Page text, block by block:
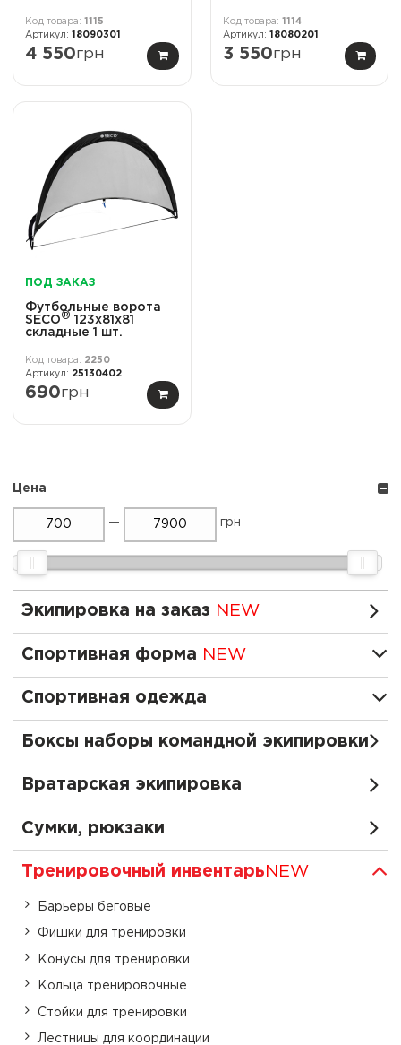
1115
18090301
4 550грн
1114
18080201
3 550грн
ПОД ЗАКАЗ
Футбольные ворота
SECO® 123х81х81
cкладные 1 шт.
2250
25130402
690грн
Цена
— грн
Экипировка на заказ NEW
Спортивная форма NEW
Спортивная одежда
Боксы наборы командной экипировки
Вратарская экипировка
Сумки, рюкзаки
Тренировочный инвентарь NEW
Барьеры беговые
Фишки для тренировки
Конусы для тренировки
Кольца тренировочные
Стойки для тренировки
Лестницы для координации